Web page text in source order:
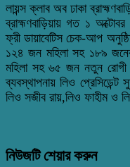
লায়ন্স ক্লাব অব ঢাকা
ব্রাহ্মণবাড়িয়ায় গত ১
ফ্রী ডায়াবেটিস চেক-আপ
১২৪ জন মহিলা সহ ১৮৯
মহিলা সহ ৬৫ জন নতুন রোগী
ব্যবস্থাপনায় লিও প্রেসিডেন্ট
লিও সজীব রায়,লিও ফাহীম ও
নিউজটি শেয়ার করুন